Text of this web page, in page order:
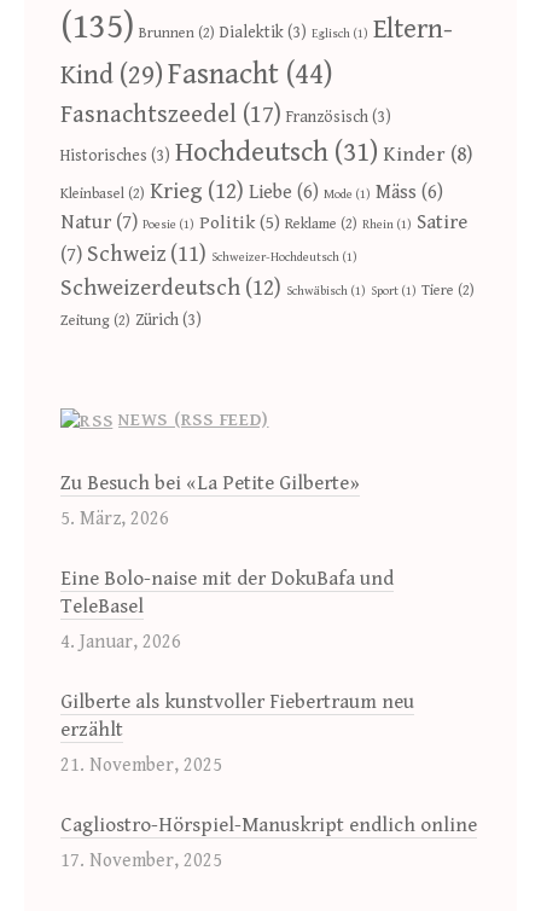
(135) Brunnen (2) Dialektik(3) Eglisch (1) Eltern-
Kind (29)Fasnacht (44)
Fasnachtszeedel (17) Französisch(3)
Historisches (3) Hochdeutsch (31) Kinder (8)
Kleinbasel (2) Krieg (12) Liebe (6) Mode (1) Mäss (6)
Natur (7) Poesie (1) Politik (5) Reklame (2) Rhein (1) Satire
(7) Schweiz (11) Schweizer-Hochdeutsch (1)
Schweizerdeutsch (12) Schwäbisch (1) Sport (1) Tiere (2)
Zeitung (2) Zürich(3)
NEWS (RSS FEED)
Zu Besuch bei «La Petite Gilberte»
5. März, 2026
Eine Bolo-naise mit der DokuBafa und
TeleBasel
4. Januar, 2026
Gilberte als kunstvoller Fiebertraum neu
erzählt
21. November, 2025
Cagliostro-Hörspiel-Manuskript endlich online
17. November, 2025